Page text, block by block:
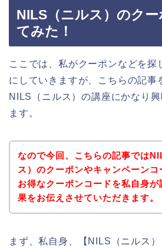
NILS（ニルス）のク
てみた！
ここでは、私がクーポンなどを探
にしていきますが、こちらの記事
NILS（ニルス）の講座にかなり
ます。
なので今回、こちらの記事では
ス）のクーポンやキャンペーンコ
お得なクーポンコードを私自身が
果をお伝えさせていただきます。
まず、私自身、【NILS（ニルス